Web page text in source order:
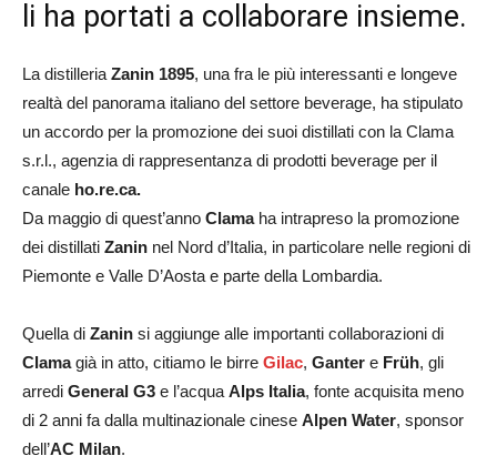
li ha portati a collaborare insieme.
La distilleria Zanin 1895, una fra le più interessanti e longeve
realtà del panorama italiano del settore beverage, ha stipulato
un accordo per la promozione dei suoi distillati con la Clama
s.r.l., agenzia di rappresentanza di prodotti beverage per il
canale ho.re.ca.
Da maggio di quest’anno Clamaha intrapreso la promozione
dei distillati Zanin nel Nord d’Italia, in particolare nelle regioni di
Piemonte e Valle D’Aosta e parte della Lombardia.
Quella di Zanin si aggiunge alle importanti collaborazioni di
Clamagià in atto, citiamo le birre Gilac, Ganter e Früh, gli
arredi General G3 e l’acqua Alps Italia, fonte acquisita meno
di 2 anni fa dalla multinazionale cinese Alpen Water, sponsor
dell’AC Milan.